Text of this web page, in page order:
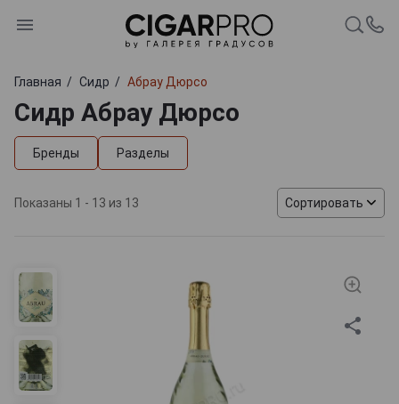
Главная Сидр Абрау Дюрсо
Сидр Абрау Дюрсо
Бренды Разделы
Показаны 1 - 13 из 13 Сортировать